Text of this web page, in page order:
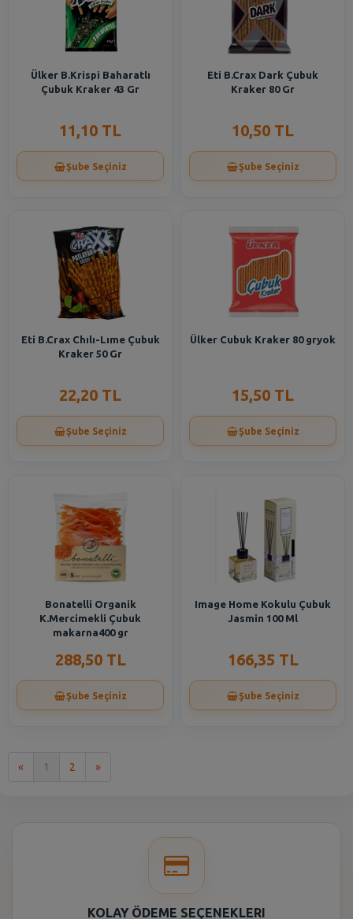
Ülker B.Krispi Baharatlı
Çubuk Kraker 43 Gr
11,10 TL
Şube Seçiniz
Eti B.Crax Dark Çubuk
Kraker 80 Gr
10,50 TL
Şube Seçiniz
Eti B.Crax Chılı-Lıme Çubuk
Kraker 50 Gr
22,20 TL
Şube Seçiniz
Ülker Cubuk Kraker 80 gryok
15,50 TL
Şube Seçiniz
Bonatelli Organik
K.Mercimekli Çubuk
makarna400 gr
288,50 TL
Şube Seçiniz
Image Home Kokulu Çubuk
Jasmin 100 Ml
166,35 TL
Şube Seçiniz
« 1 2 »Son
KOLAY ÖDEME SEÇENEKLERI